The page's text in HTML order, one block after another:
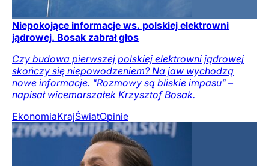
Niepokojące informacje ws. polskiej elektrowni
jądrowej. Bosak zabrał głos
Czy budowa pierwszej polskiej elektrowni jądrowej
skończy się niepowodzeniem? Na jaw wychodzą
nowe informacje. "Rozmowy są bliskie impasu” –
napisał wicemarszałek Krzysztof Bosak.
EkonomiaKrajŚwiatOpinie